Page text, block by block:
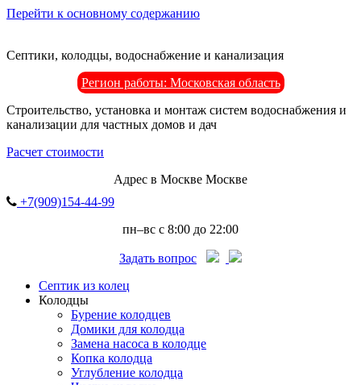
Перейти к основному содержанию
Септики, колодцы, водоснабжение и канализация
Регион работы: Московская область
Строительство, установка и монтаж систем водоснабжения и
канализации для частных домов и дач
Расчет стоимости
Адрес в Москве Москве
+7(909)154-44-99
пн–вс с 8:00 до 22:00
Задать вопрос
Септик из колец
Колодцы
Бурение колодцев
Домики для колодца
Замена насоса в колодце
Копка колодца
Углубление колодца